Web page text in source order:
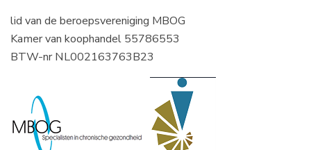
lid van de beroepsvereniging MBOG
Kamer van koophandel 55786553
BTW-nr NL002163763B23